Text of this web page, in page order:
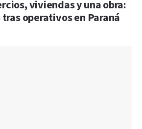
viviendas y una obra:
operativos en Paraná